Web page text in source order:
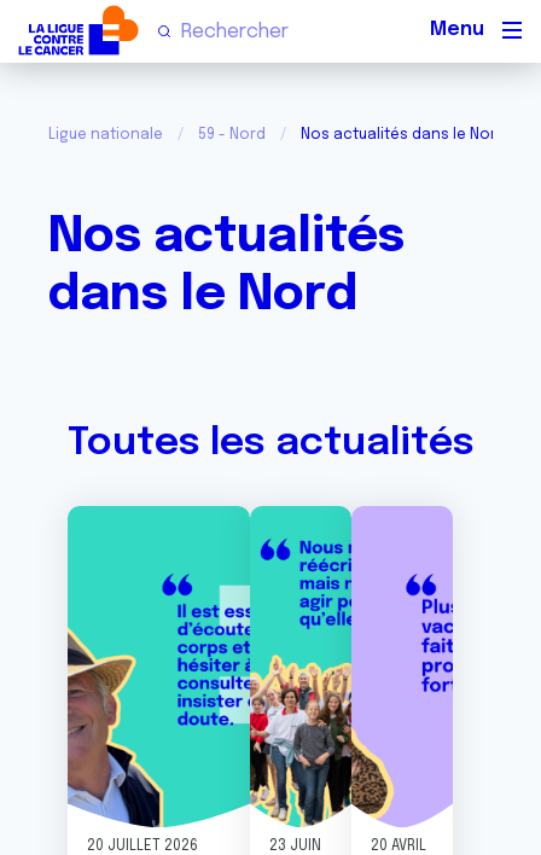
Ligue nationale 59 - Nord Nos actualités dans le Nord
Nos actualités
dans le Nord
Toutes les actualités
Image
20 JUILLET 2026
Image
23 JUIN
Image
20 AVRIL